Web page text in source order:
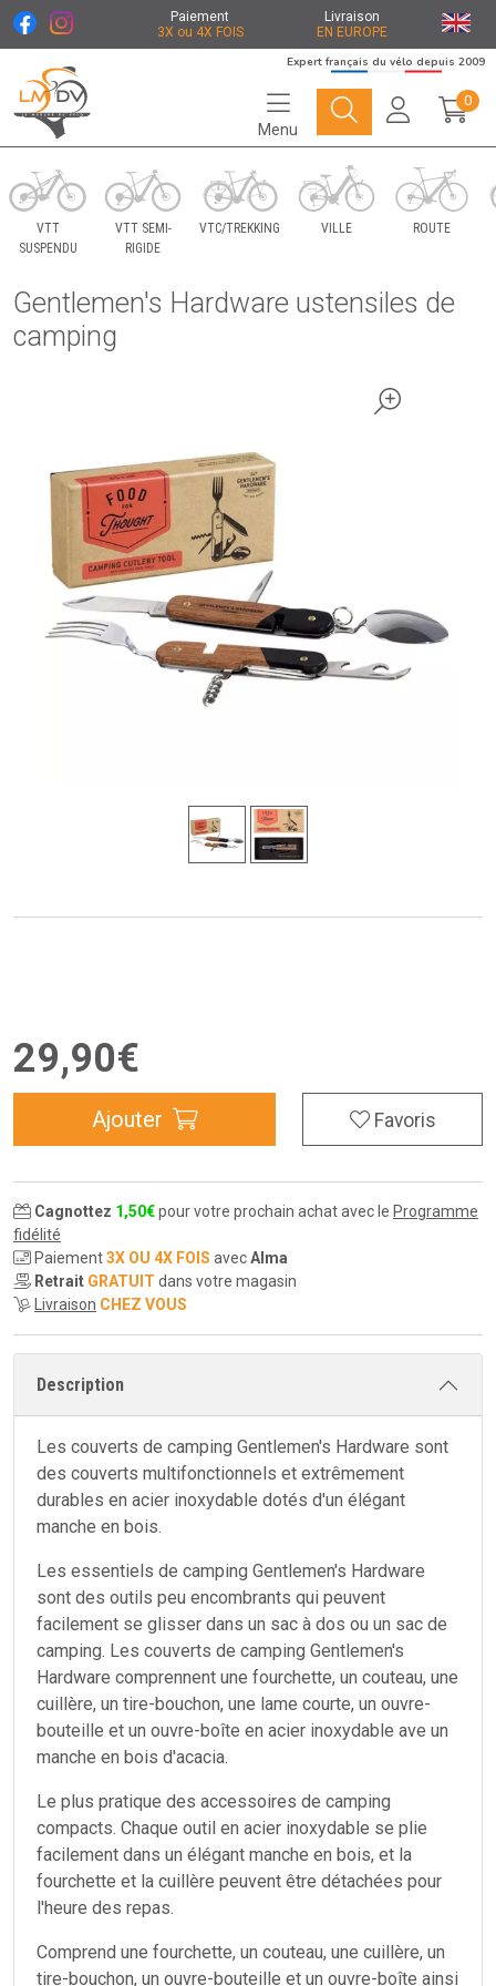
Paiement
3X ou 4X FOIS
Livraison
EN EUROPE
Le Marché du Vélo Votre distributeurs de vélo
Expert français du vélo depuis 2009
Menu
0
VTT
SUSPENDU
VTT SEMI-
RIGIDE
VTC/TREKKING VILLE ROUTE
Gentlemen's Hardware ustensiles de
camping
29,90€
Ajouter Favoris
Cagnottez 1,50€pour votre prochain achat avec le Programme
fidélité
Paiement3X OU 4X FOIS avecAlma
Retrait GRATUIT dans votre magasin
Livraison CHEZ VOUS
Description
Les couverts de camping Gentlemen's Hardware sont
des couverts multifonctionnels et extrêmement
durables en acier inoxydable dotés d'un élégant
manche en bois.
Les essentiels de camping Gentlemen's Hardware
sont des outils peu encombrants qui peuvent
facilement se glisser dans un sac à dos ou un sac de
camping. Les couverts de camping Gentlemen's
Hardware comprennent une fourchette, un couteau, une
cuillère, un tire-bouchon, une lame courte, un ouvre-
bouteille et un ouvre-boîte en acier inoxydable ave un
manche en bois d'acacia.
Le plus pratique des accessoires de camping
compacts. Chaque outil en acier inoxydable se plie
facilement dans un élégant manche en bois, et la
fourchette et la cuillère peuvent être détachées pour
l'heure des repas.
Comprend une fourchette, un couteau, une cuillère, un
tire-bouchon, un ouvre-bouteille et un ouvre-boîte ainsi